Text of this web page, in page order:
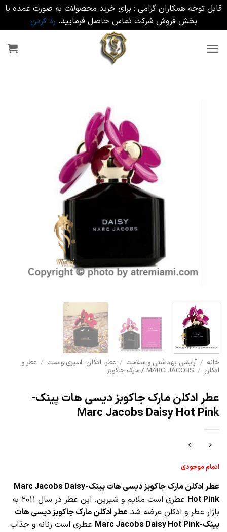
قابل توجه همکاران گرامی : برای خرید محصولات به صورت عمده با
بخش فروش شرکت تماس حاصل فرمایید. رد کردن
خانه / آرایشی بهداشتی و سلامت / عطر، ادکلن، اسپری و ست / عطر و
ادکلن / MARC JACOBS / مارک جاکوبز
عطر ادکلن مارک جاکوبز دیسی هات پینک-
Marc Jacobs Daisy Hot Pink
اتمام موجودی
عطر ادکلن مارک جاکوبز دیسی هات پینک-Marc Jacobs Daisy
Hot Pink
عطری است ملایم و شیرین. این عطر در سال ۲۰۱۱ به
بازار عطر و ادکلن عرضه شد.عطر ادکلن مارک جاکوبز دیسی هات
پینک-Marc Jacobs Daisy Hot Pink
عطری است زنانه و جذاب.